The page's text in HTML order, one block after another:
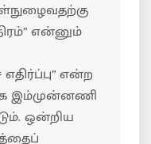
என்னும்
என்ற
இம்முன்னணி
ஒன்றிய